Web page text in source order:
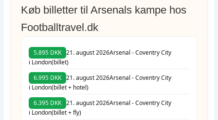
Køb billetter til Arsenals kampe hos
Footballtravel.dk
5.895 DKK 21. august 2026Arsenal - Coventry City
i London(billet)
6.995 DKK 21. august 2026Arsenal - Coventry City
i London(billet + hotel)
6.395 DKK 21. august 2026Arsenal - Coventry City
i London(billet + fly)